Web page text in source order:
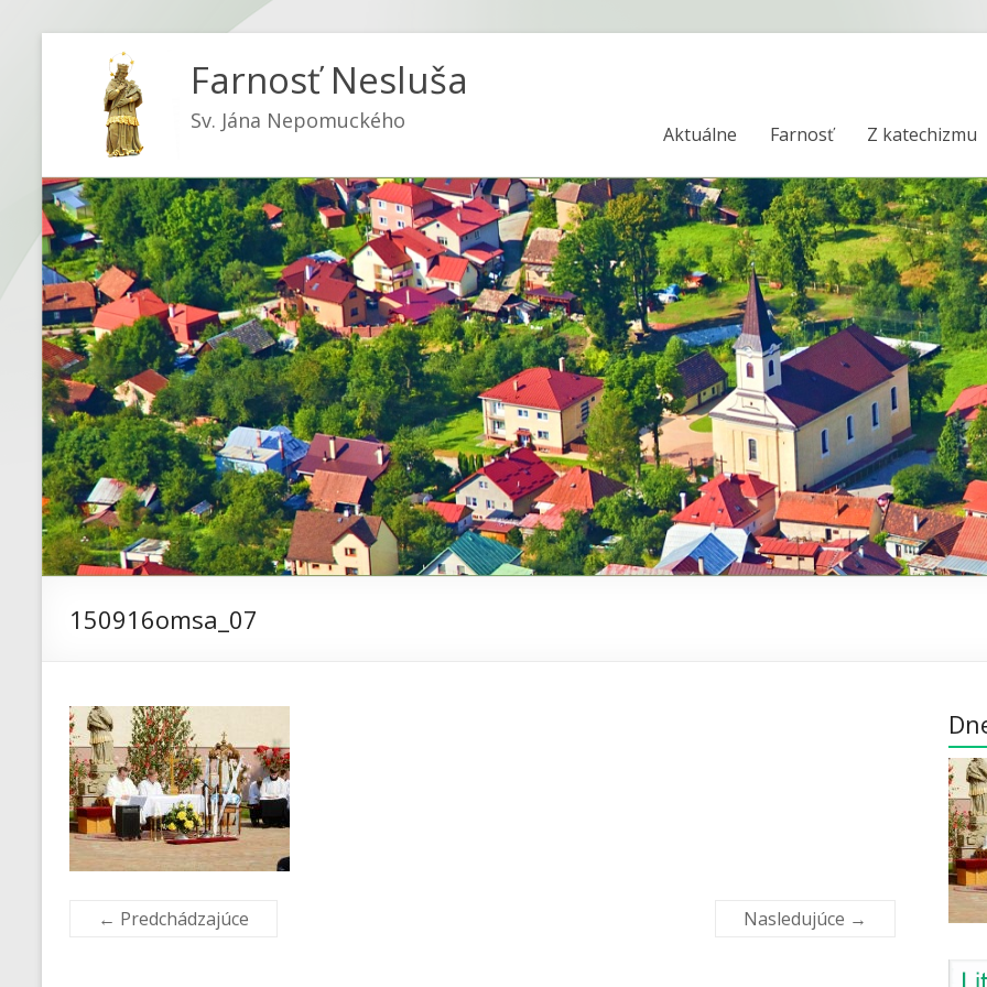
Farnosť Nesluša
Sv. Jána Nepomuckého
Aktuálne Farnosť Z katechizmu
150916omsa_07
← Predchádzajúce Nasledujúce →